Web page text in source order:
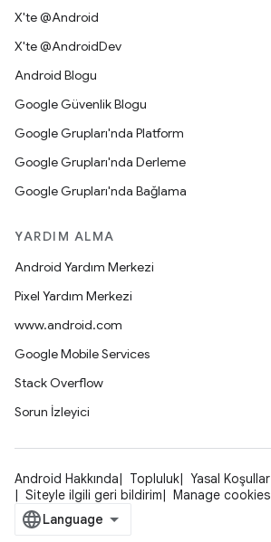
X'te @Android
X'te @AndroidDev
Android Blogu
Google Güvenlik Blogu
Google Grupları'nda Platform
Google Grupları'nda Derleme
Google Grupları'nda Bağlama
YARDIM ALMA
Android Yardım Merkezi
Pixel Yardım Merkezi
www.android.com
Google Mobile Services
Stack Overflow
Sorun İzleyici
Android Hakkında Topluluk Yasal Koşullar
Siteyle ilgili geri bildirim
Manage cookies